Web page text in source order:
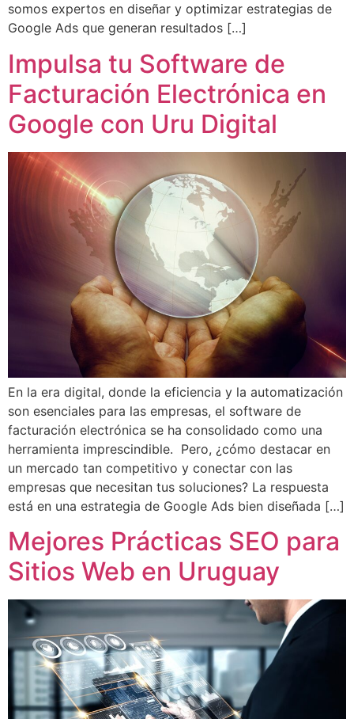
somos expertos en diseñar y optimizar estrategias de
Google Ads que generan resultados […]
Impulsa tu Software de
Facturación Electrónica en
Google con Uru Digital
En la era digital, donde la eficiencia y la automatización
son esenciales para las empresas, el software de
facturación electrónica se ha consolidado como una
herramienta imprescindible. Pero, ¿cómo destacar en
un mercado tan competitivo y conectar con las
empresas que necesitan tus soluciones? La respuesta
está en una estrategia de Google Ads bien diseñada […]
Mejores Prácticas SEO para
Sitios Web en Uruguay